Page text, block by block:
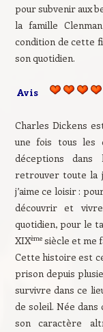
pour subvenir aux
la famille
condition de cette
son quotidien.
Avis
Charles Dickens
une fois tous les
déceptions
retrouver toute la
j’aime ce loisir :
découvrir et
quotidien, pour le
XIXèmesiècle et me
Cette histoire est
prison depuis
survivre dans ce
de soleil. Née
son caractère